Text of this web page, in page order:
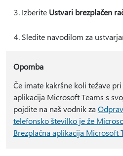
Izberite Ustvari brezplačen
Sledite navodilom za
Opomba
Če imate kakršne koli težave
aplikacija Microsoft Teams s
pojdite na naš vodnik za
telefonsko številko je že
Brezplačna aplikacija Microsoft